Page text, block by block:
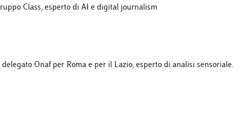
Class, esperto di AI e digital journalism
delegato Onaf per Roma e per il Lazio, esperto di analisi sensoriale.